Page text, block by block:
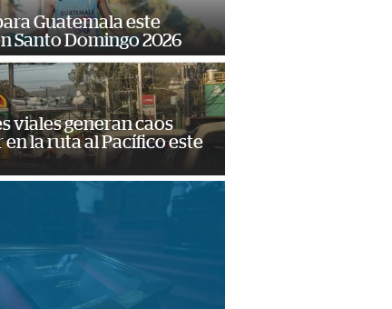
Guatemala este
Santo Domingo 2026
viales generan caos
la ruta al Pacífico este